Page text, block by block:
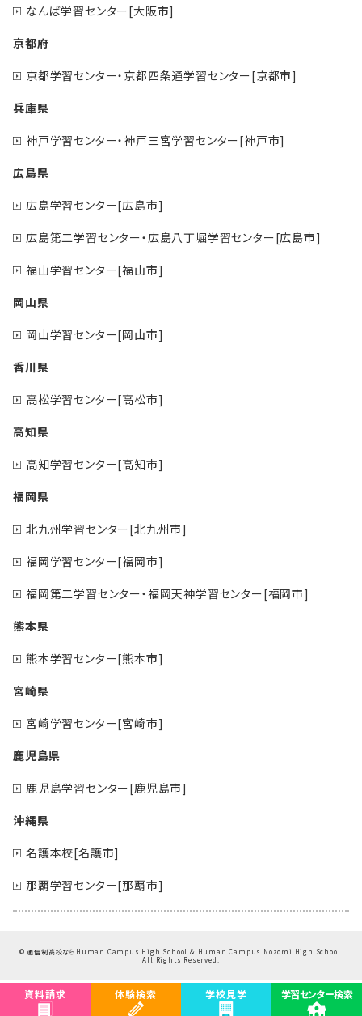
なんば学習センター[大阪市]
京都府
京都学習センター・京都四条通学習センター[京都市]
兵庫県
神戸学習センター・神戸三宮学習センター[神戸市]
広島県
広島学習センター[広島市]
広島第二学習センター・広島八丁堀学習センター[広島市]
福山学習センター[福山市]
岡山県
岡山学習センター[岡山市]
香川県
高松学習センター[高松市]
高知県
高知学習センター[高知市]
福岡県
北九州学習センター[北九州市]
福岡学習センター[福岡市]
福岡第二学習センター・福岡天神学習センター[福岡市]
熊本県
熊本学習センター[熊本市]
宮崎県
宮崎学習センター[宮崎市]
鹿児島県
鹿児島学習センター[鹿児島市]
沖縄県
名護本校[名護市]
那覇学習センター[那覇市]
©通信制高校ならHuman Campus High School & Human Campus Nozomi High School.
All Rights Reserved.
資料請求 体験検索 学校見学 学習センター検索